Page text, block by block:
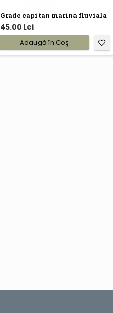
Grade capitan marina fluviala
45.00 Lei
Adaugă în Coş